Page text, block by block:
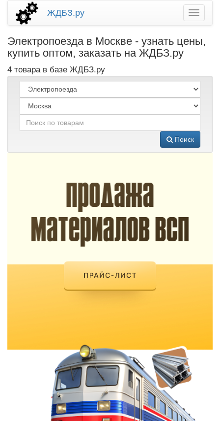
ЖДБЗ.ру
Электропоезда в Москве - узнать цены,
купить оптом, заказать на ЖДБЗ.ру
4 товара в базе ЖДБЗ.ру
Поиск